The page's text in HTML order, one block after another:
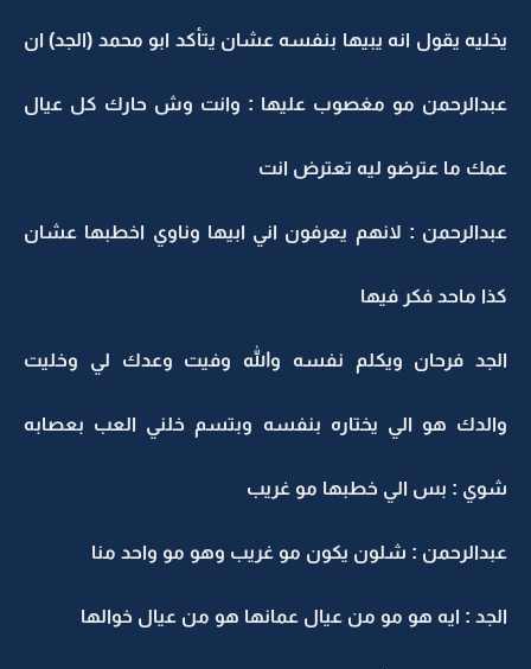
يخليه يقول انه يبيها بنفسه عشان يتأكد ابو محمد (الجد) ان
عبدالرحمن مو مغصوب عليها : وانت وش حارك كل عيال
عمك ما عترضو ليه تعترض انت
عبدالرحمن : لانهم يعرفون اني ابيها وناوي اخطبها عشان
كذا ماحد فكر فيها
الجد فرحان ويكلم نفسه والله وفيت وعدك لي وخليت
والدك هو الي يختاره بنفسه وبتسم خلني العب بعصابه
شوي : بس الي خطبها مو غريب
عبدالرحمن : شلون يكون مو غريب وهو مو واحد منا
الجد : ايه هو مو من عيال عمانها هو من عيال خوالها